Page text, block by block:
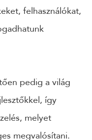
felhasználókat,
pedig a világ
így
melyet
megvalósítani.